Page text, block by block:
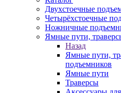
Двухстоечные
Четырёхстоечные
Ножничные
Ямные пути,
Назад
Ямные пути,
подъемников
Ямные пути
Траверсы